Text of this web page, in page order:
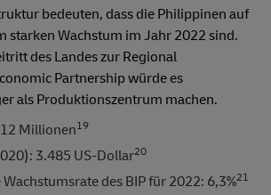
bedeuten, dass die Philippinen auf
starken Wachstum im Jahr 2022 sind.
des Landes zur Regional
Partnership würde es
als Produktionszentrum machen.
Millionen19
3.485 US-Dollar20
des BIP für 2022: 6,3%21